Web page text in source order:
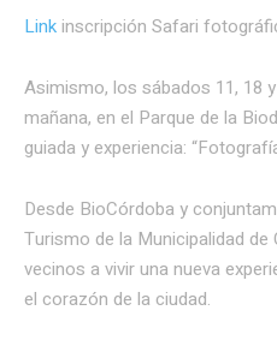
Link inscripción Safari
Asimismo, los sábados 11, 18
mañana, en el Parque de la
guiada y experiencia:
Desde BioCórdoba y
Turismo de la Municipalidad
vecinos a vivir una nueva
el corazón de la ciudad.